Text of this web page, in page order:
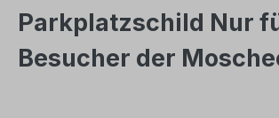
Parkplatzschild Nur
Besucher der